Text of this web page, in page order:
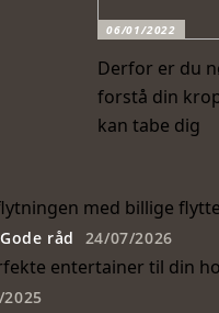
06/01/2022
Derfor er du
forstå din
kan tabe dig
med billige
Gode råd 24/07/2026
entertainer til din